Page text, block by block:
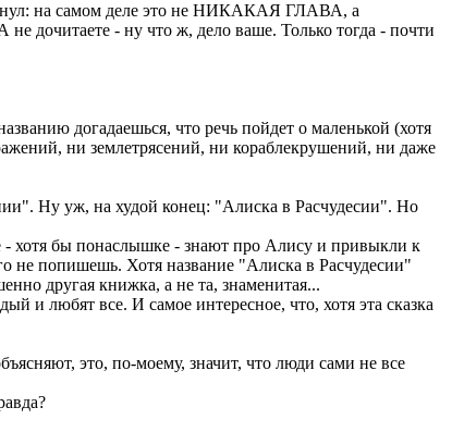
на самом деле это не НИКАКАЯ ГЛАВА, а
дочитаете - ну что ж, дело ваше. Только тогда - почти
догадаешься, что речь пойдет о маленькой (хотя
ни землетрясений, ни кораблекрушений, ни даже
Ну уж, на худой конец: "Алиска в Расчудесии". Но
- хотя бы понаслышке - знают про Алису и привыкли к
не попишешь. Хотя название "Алиска в Расчудесии"
другая книжка, а не та, знаменитая...
и любят все. И самое интересное, что, хотя эта сказка
это, по-моему, значит, что люди сами не все